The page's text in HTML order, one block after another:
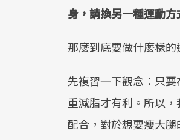
身，請換另一種運動方
那麼到底要做什麼樣
先複習一下觀念：只
重減脂才有利。所以
配合，對於想要瘦大